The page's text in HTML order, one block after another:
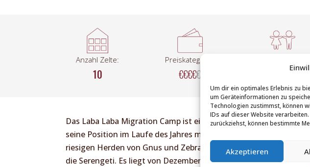
Um dir ein optimales Erlebnis zu
um Geräteinformationen zu
Technologien zustimmst, können
IDs auf dieser Website
zurückziehst, können bestimmte
Akzeptieren
Anzahl Zelte:
10
Preiskategorie:
€€€€€ ab 6 Jahren
Das Laba Laba Migration Camp ist ein luxuriöses Zeltcamp, das
seine Position im Laufe des Jahres mehrfach wechselt. Es folgt den
riesigen Herden von Gnus und Zebras auf ihrer Wanderung durch
die Serengeti. Es liegt von Dezember bis März in Ndutu im Süden